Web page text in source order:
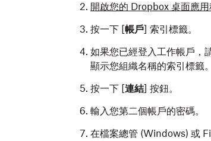
開啟您的 Dropbox 桌面應
按一下 [帳戶] 索引標籤。
如果您已經登入工作帳戶，
顯示您組織名稱的索引標籤。
按一下 [連結] 按鈕。
輸入您第二個帳戶的密碼。
在檔案總管 (Windows) 或